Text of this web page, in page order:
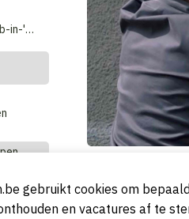
Sint-Job-in-'t-Goor
De bedenkers van
diensten aan:
gebruikt cookies om
en vacatures af te